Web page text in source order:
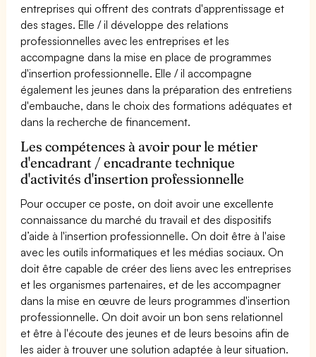
entreprises qui offrent des contrats d'apprentissage et
des stages. Elle / il développe des relations
professionnelles avec les entreprises et les
accompagne dans la mise en place de programmes
d'insertion professionnelle. Elle / il accompagne
également les jeunes dans la préparation des entretiens
d'embauche, dans le choix des formations adéquates et
dans la recherche de financement.
Les compétences à avoir pour le métier
d'encadrant / encadrante technique
d'activités d'insertion professionnelle
Pour occuper ce poste, on doit avoir une excellente
connaissance du marché du travail et des dispositifs
d’aide à l'insertion professionnelle. On doit être à l'aise
avec les outils informatiques et les médias sociaux. On
doit être capable de créer des liens avec les entreprises
et les organismes partenaires, et de les accompagner
dans la mise en œuvre de leurs programmes d'insertion
professionnelle. On doit avoir un bon sens relationnel
et être à l'écoute des jeunes et de leurs besoins afin de
les aider à trouver une solution adaptée à leur situation.